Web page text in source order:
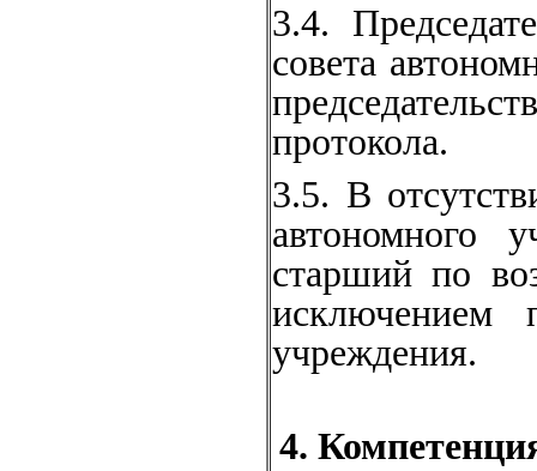
3.4.
совета
протокола.
3.5. В
автономного
старший по
исключением
учреждения.
4.